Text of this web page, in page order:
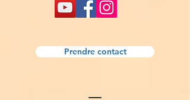
Prendre contact